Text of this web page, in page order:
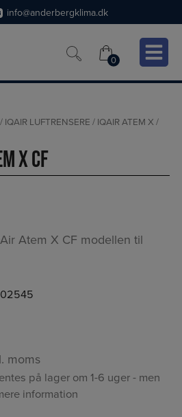
info@anderbergklima.dk
0
0
/ IQAIR LUFTRENSERE / IQAIR ATEM X /
X CF
Atem X CF modellen til
moms
på lager om 1-6 uger - men
information